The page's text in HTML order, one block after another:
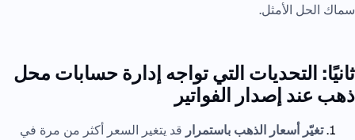
سماك الحل الأمثل.
ثانيًا: التحديات التي تواجه إدارة حسابات محل
ذهب عند إصدار الفواتير
تغيّر أسعار الذهب باستمرار قد يتغير السعر أكثر من مرة في